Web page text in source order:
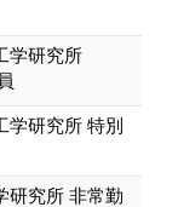
学研究所
学研究所 特別
研究所 非常勤